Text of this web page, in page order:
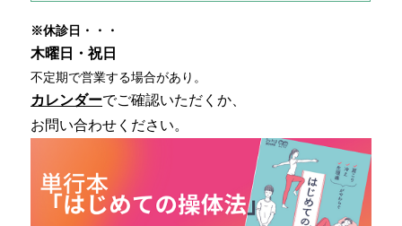
※休診日・・・
木曜日・祝日
不定期で営業する場合があり。
カレンダーでご確認いただくか、
お問い合わせください。